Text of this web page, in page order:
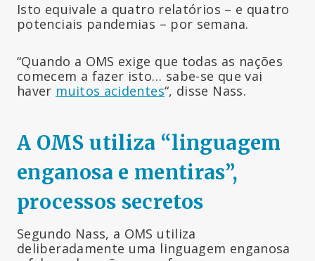
Isto equivale a quatro relatórios – e quatro
potenciais pandemias – por semana.
“Quando a OMS exige que todas as nações
comecem a fazer isto… sabe-se que vai
haver muitos acidentes“, disse Nass.
A OMS utiliza “linguagem
enganosa e mentiras”,
processos secretos
Segundo Nass, a OMS utiliza
deliberadamente uma linguagem enganosa